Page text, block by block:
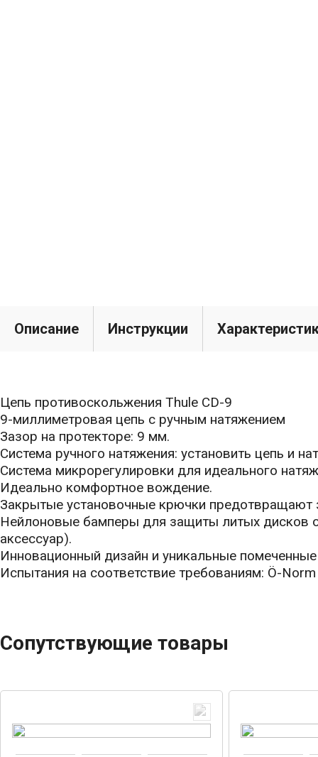
Описание Инструкции
Цепь противоскольжения Thule CD-9
9-миллиметровая цепь с ручным натяжением
Зазор на протекторе: 9 мм.
Система ручного натяжения: установить цепь и
Система микрорегулировки для идеального
Идеально комфортное вождение.
Закрытые установочные крючки предотвращают
Нейлоновые бамперы для защиты литых дисков
аксессуар).
Инновационный дизайн и уникальные
Испытания на соответствие требованиям: Ö-
Сопутствующие товары